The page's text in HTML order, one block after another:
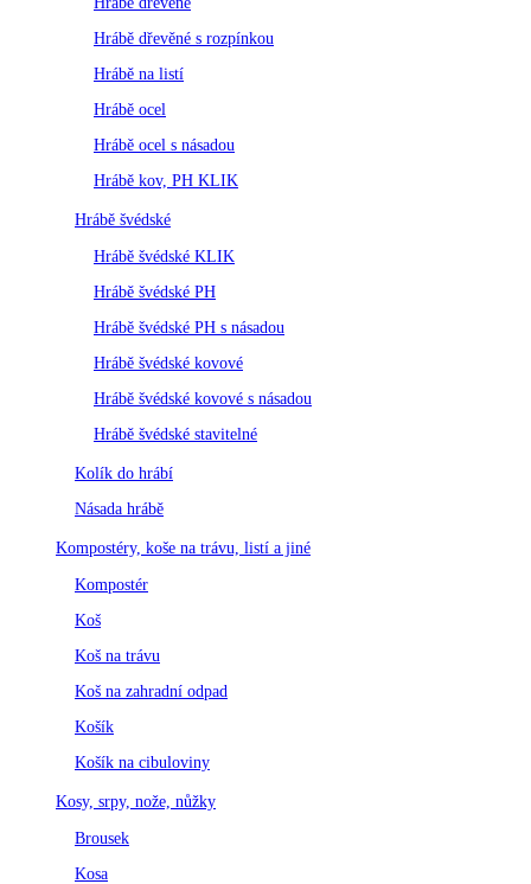
Hrábě dřevěné s rozpínkou
Hrábě na listí
Hrábě ocel
Hrábě ocel s násadou
Hrábě kov, PH KLIK
Hrábě švédské
Hrábě švédské KLIK
Hrábě švédské PH
Hrábě švédské PH s násadou
Hrábě švédské kovové
Hrábě švédské kovové s násadou
Hrábě švédské stavitelné
Kolík do hrábí
Násada hrábě
Kompostéry, koše na trávu, listí a jiné
Kompostér
Koš
Koš na trávu
Koš na zahradní odpad
Košík
Košík na cibuloviny
Kosy, srpy, nože, nůžky
Brousek
Kosa